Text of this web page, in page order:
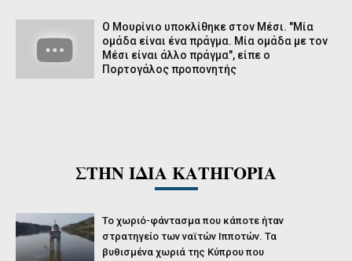
Ο Μουρίνιο υποκλίθηκε στον Μέσι. "Μία
ομάδα είναι ένα πράγμα. Μία ομάδα με τον
Μέσι είναι άλλο πράγμα", είπε ο
Πορτογάλος προπονητής
ΣΤΗΝ ΙΔΙΑ ΚΑΤΗΓΟΡΙΑ
Το χωριό-φάντασμα που κάποτε ήταν
στρατηγείο των ναϊτών Ιπποτών. Τα
βυθισμένα χωριά της Κύπρου που